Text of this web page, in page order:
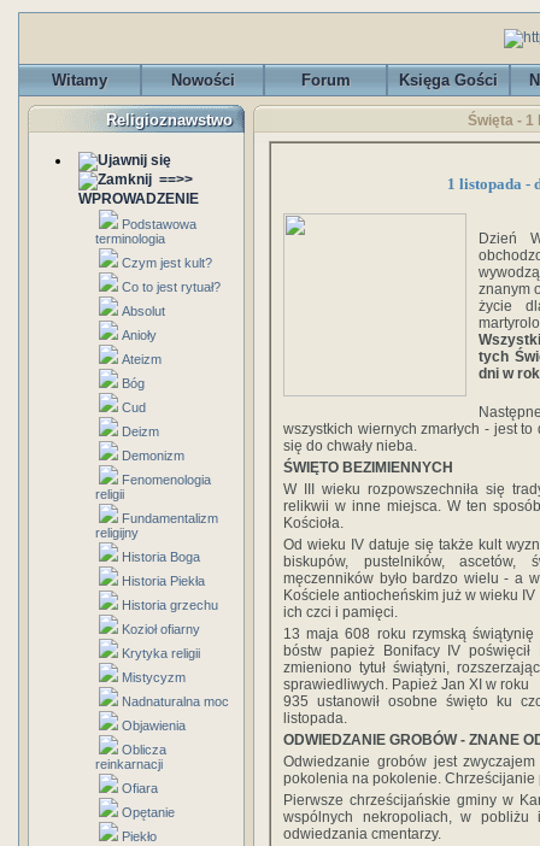
Witamy Nowości Forum Księga Gości
Religioznawstwo
==>>
WPROWADZENIE
Podstawowa
terminologia
Czym jest kult?
Co to jest rytuał?
Absolut
Anioły
Ateizm
Bóg
Cud
Deizm
Demonizm
Fenomenologia
religii
Fundamentalizm
religijny
Historia Boga
Historia Piekła
Historia grzechu
Kozioł ofiarny
Krytyka religii
Mistycyzm
Nadnaturalna moc
Objawienia
Oblicza
reinkarnacji
Ofiara
Opętanie
Piekło
Święta - 1
1 listopada -
Dzień
znanym
życie
tych
dni w
wszystkich wiernych zmarłych - jest
się do chwały nieba.
ŚWIĘTO BEZIMIENNYCH
W III wieku rozpowszechniła się
relikwii w inne miejsca. W ten
Kościoła.
Od wieku IV datuje się także kult
biskupów, pustelników,
męczenników było bardzo wielu - a
Kościele antiocheńskim już w wieku
ich czci i pamięci.
13 maja 608 roku rzymską świątynię
bóstw papież Bonifacy IV
zmieniono tytuł świątyni,
sprawiedliwych. Papież Jan XI w roku
935 ustanowił osobne święto ku
listopada.
ODWIEDZANIE GROBÓW - ZNANE
Odwiedzanie grobów jest
pokolenia na pokolenie.
Pierwsze chrześcijańskie gminy w
wspólnych nekropoliach, w pobliżu
odwiedzania cmentarzy.